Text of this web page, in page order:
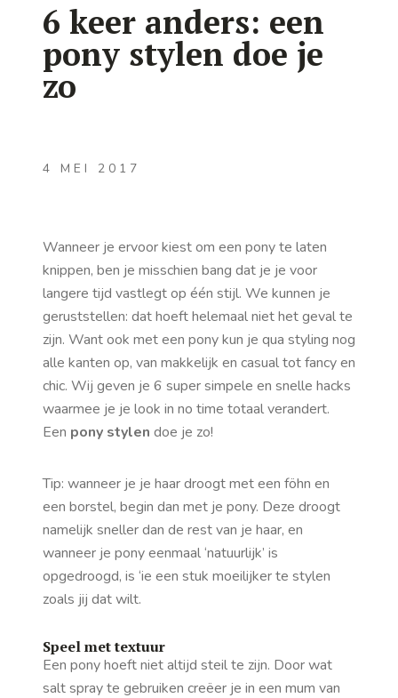
6 keer anders: een
pony stylen doe je
zo
4 MEI 2017
Wanneer je ervoor kiest om een pony te laten
knippen, ben je misschien bang dat je je voor
langere tijd vastlegt op één stijl. We kunnen je
geruststellen: dat hoeft helemaal niet het geval te
zijn. Want ook met een pony kun je qua styling nog
alle kanten op, van makkelijk en casual tot fancy en
chic. Wij geven je 6 super simpele en snelle hacks
waarmee je je look in no time totaal verandert.
Een pony stylen doe je zo!
Tip: wanneer je je haar droogt met een föhn en
een borstel, begin dan met je pony. Deze droogt
namelijk sneller dan de rest van je haar, en
wanneer je pony eenmaal ‘natuurlijk’ is
opgedroogd, is ‘ie een stuk moeilijker te stylen
zoals jij dat wilt.
Speel met textuur
Een pony hoeft niet altijd steil te zijn. Door wat
salt spray te gebruiken creëer je in een mum van